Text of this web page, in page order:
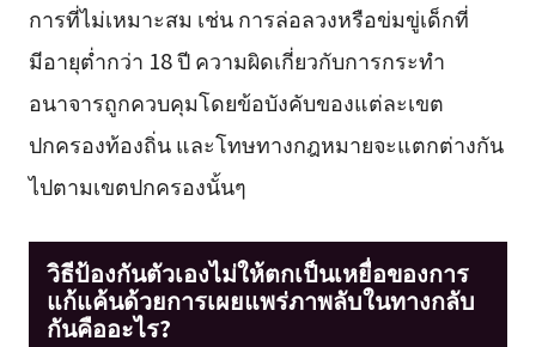
การที่ไม่เหมาะสม เช่น การล่อลวงหรือข่มขู่เด็กที่
มีอายุต่ำกว่า 18 ปี ความผิดเกี่ยวกับการกระทำ
อนาจารถูกควบคุมโดยข้อบังคับของแต่ละเขต
ปกครองท้องถิ่น และโทษทางกฎหมายจะแตกต่างกัน
ไปตามเขตปกครองนั้นๆ
วิธีป้องกันตัวเองไม่ให้ตกเป็นเหยื่อของการ
แก้แค้นด้วยการเผยแพร่ภาพลับในทางกลับ
กันคืออะไร?